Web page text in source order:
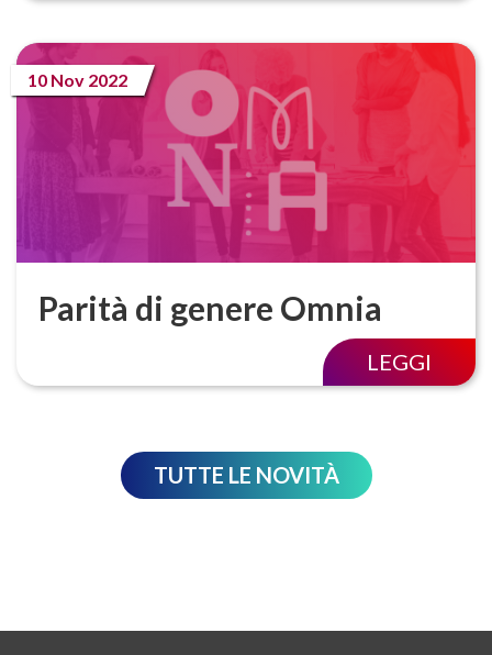
10 Nov 2022
Parità di genere Omnia
LEGGI
TUTTE LE NOVITÀ